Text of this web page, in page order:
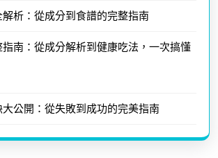
解析：從成分到食譜的完整指南
南：從成分解析到健康吃法，一次搞懂
公開：從失敗到成功的完美指南